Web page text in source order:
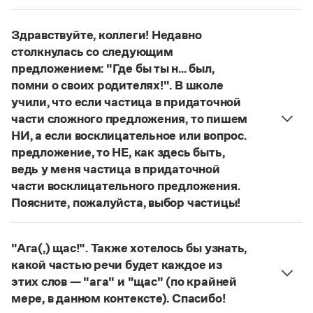
Словари русского языка как государственного
Справочники
Русский язык. Краткий теоретический курс
для школьников
Письмовник
Справочник по пунктуации
Словарь-справочник трудностей
Азбучные истины
Словарь-справочник непростые слова
Все справочники портала
Журнал
Новости и события
Словарь методических терминов
В научных текстах неологизм, используемый для
понятий, представлен в двух вариантах:
илюдология (от лат. ludus — 'игра').
О «правильном» варианте слова можно говорить,
если оно кодифицировано в нормативных
словарях русского языка. Пока же такой
словарной фиксацией мы не располагаем.
Страница ответа
Здравствуйте, коллеги! Недавно
столкнулась со следующим
предложением: "Где бы ты н... был,
помни о своих родителях!". В школе
учили, что если частица в придаточной
части сложного предложения, то пишем
НИ, а если восклицательное или вопрос.
предложение, то НЕ, как здесь быть,
ведь у меня частица в придаточной
части восклицательного предложения.
Поясните, пожалуйста, выбор частицы!
Правильно:Где бы ты ни был, помни о своих
восклицательных предложениях: Где ты только
не был!
"Ага(,) щас!". Также хотелось бы узнать,
какой частью речи будет каждое из
этих слов — "ага" и "щас" (по крайней
мере, в данном контексте). Спасибо!